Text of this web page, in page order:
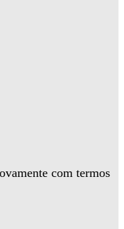
com termos